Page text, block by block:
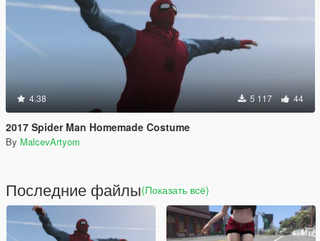
4.38 5 117 44
2017 Spider Man Homemade Costume
By MalcevArtyom
Последние файлы(Показать всё)